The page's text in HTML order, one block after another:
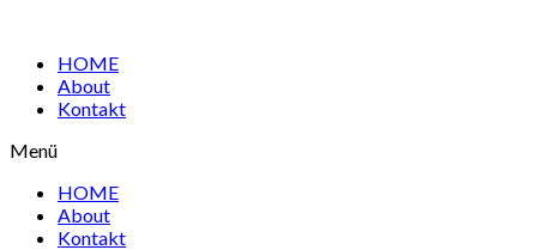
HOME
About
Kontakt
Menü
HOME
About
Kontakt